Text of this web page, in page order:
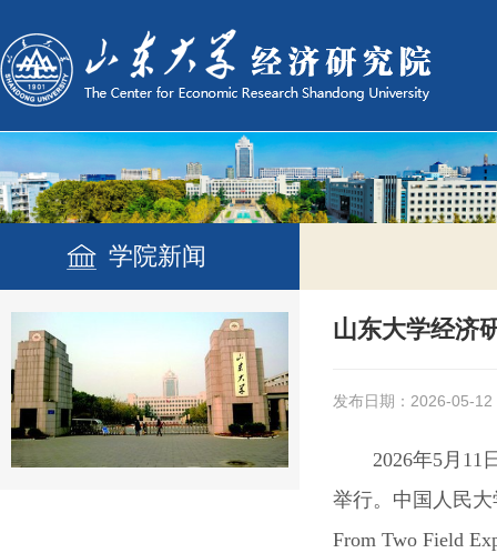
学院新闻
山东大学经济
发布日期：2026-05-12
2026年5月11
举行。中国人民大
From Two Field